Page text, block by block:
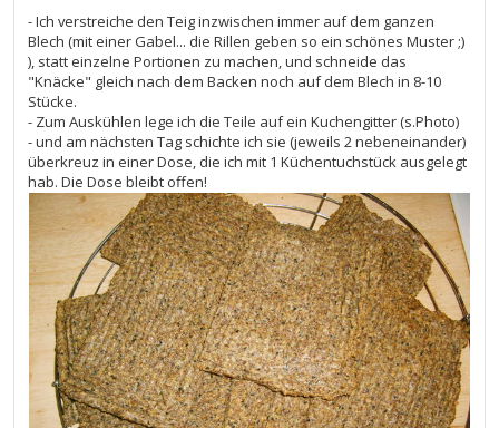
- Ich verstreiche den Teig inzwischen immer auf dem ganzen
Blech (mit einer Gabel... die Rillen geben so ein schönes Muster ;)
), statt einzelne Portionen zu machen, und schneide das
"Knäcke" gleich nach dem Backen noch auf dem Blech in 8-10
Stücke.
- Zum Auskühlen lege ich die Teile auf ein Kuchengitter (s.Photo)
- und am nächsten Tag schichte ich sie (jeweils 2 nebeneinander)
überkreuz in einer Dose, die ich mit 1 Küchentuchstück ausgelegt
hab. Die Dose bleibt offen!